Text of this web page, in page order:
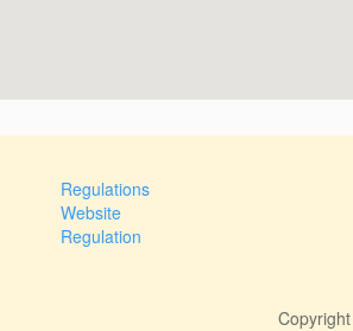
Regulations
Website
Regulation